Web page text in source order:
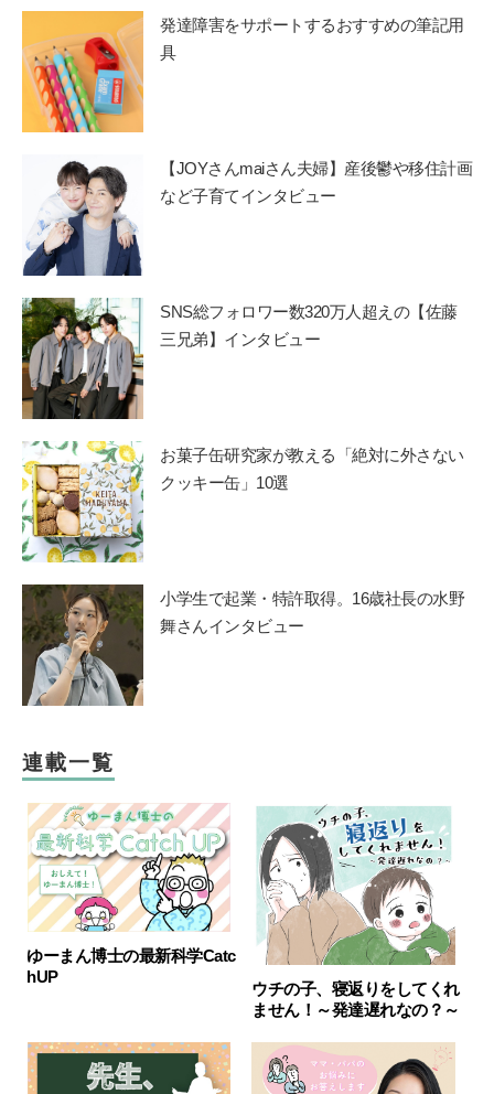
発達障害をサポートするおすすめの筆記用
具
【JOYさんmaiさん夫婦】産後鬱や移住計画
など子育てインタビュー
SNS総フォロワー数320万人超えの【佐藤
三兄弟】インタビュー
お菓子缶研究家が教える「絶対に外さない
クッキー缶」10選
小学生で起業・特許取得。16歳社長の水野
舞さんインタビュー
連載一覧
ゆーまん博士の最新科学Catc
hUP
ウチの子、寝返りをしてくれ
ません！～発達遅れなの？～